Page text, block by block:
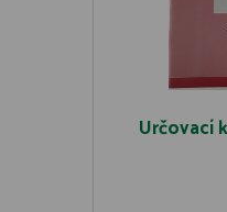
Určovací